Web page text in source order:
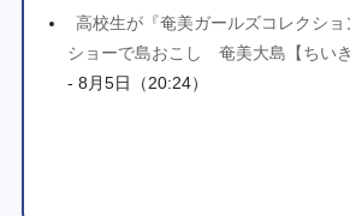
高校生が『奄美ガールズコレクシ
ショーで島おこし 奄美大島【ちい
- 8月5日（20:24）